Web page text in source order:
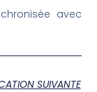
avec
SUIVANTE